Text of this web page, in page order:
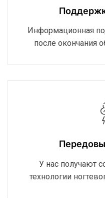
Информационная
после окончания
У нас получают
технологии